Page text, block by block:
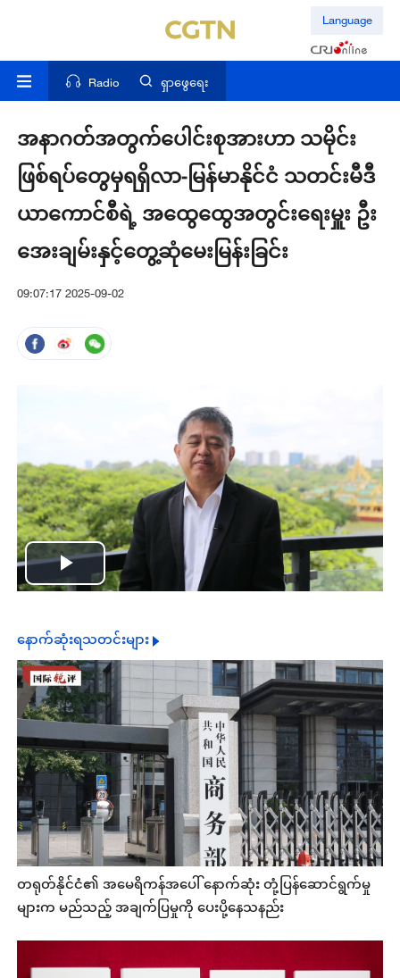
Language
Radio ရှာဖွေရေး
အနာဂတ်အတွက်ပေါင်းစုအားဟာ သမိုင်း
ဖြစ်ရပ်တွေမှရရှိလာ-မြန်မာနိုင်ငံ သတင်းမီဒီ
ယာကောင်စီရဲ့ အထွေထွေအတွင်းရေးမှူး ဦး
အေးချမ်းနှင့်တွေ့ဆုံမေးမြန်းခြင်း
09:07:17 2025-09-02
Play
Video
နောက်ဆုံးရသတင်းများ
တရုတ်နိုင်ငံ၏ အမေရိကန်အပေါ် နောက်ဆုံး တုံ့ပြန်ဆောင်ရွက်မှု
များက မည်သည့် အချက်ပြမှုကို ပေးပို့နေသနည်း